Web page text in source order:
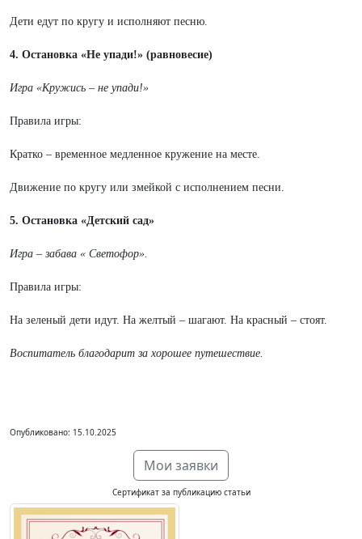
Дети едут по кругу и исполняют песню.
4. Остановка «Не упади!» (равновесие)
Игра «Кружись – не упади!»
Правила игры:
Кратко – временное медленное кружение на месте.
Движение по кругу или змейкой с исполнением песни.
5. Остановка «Детский сад»
Игра – забава « Светофор».
Правила игры:
На зеленый дети идут. На желтый – шагают. На красный – стоят.
Воспитатель благодарит за хорошее путешествие.
Опубликовано: 15.10.2025
Мои заявки
Сертификат за публикацию статьи